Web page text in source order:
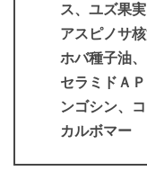
ス、ユズ果
アスピノサ
ホバ種子油
セラミドＡ
ンゴシン、
カルボマー